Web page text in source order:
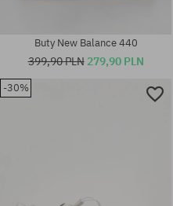
Buty New Balance 440
399,90 PLN 279,90 PLN
-30%